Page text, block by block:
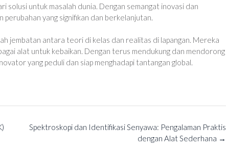
solusi untuk masalah dunia. Dengan semangat inovasi dan
yang signifikan dan berkelanjutan.
jembatan antara teori di kelas dan realitas di lapangan. Mereka
alat untuk kebaikan. Dengan terus mendukung dan mendorong
yang peduli dan siap menghadapi tantangan global.
Spektroskopi dan Identifikasi Senyawa: Pengalaman Praktis
dengan Alat Sederhana →